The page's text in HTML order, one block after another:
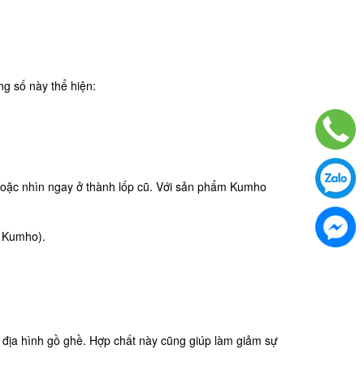
số này thể hiện:
nhìn ngay ở thành lốp cũ. Với sản phẩm Kumho
hình gồ ghề. Hợp chất này cũng giúp làm giảm sự